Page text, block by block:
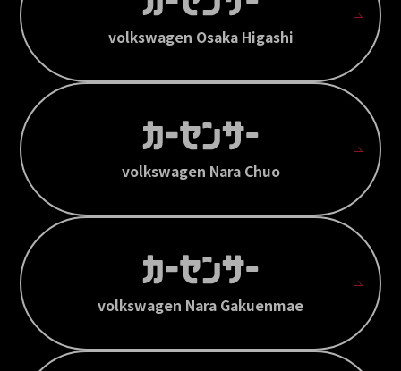
volkswagen Osaka Higashi
volkswagen Nara Chuo
volkswagen Nara Gakuenmae